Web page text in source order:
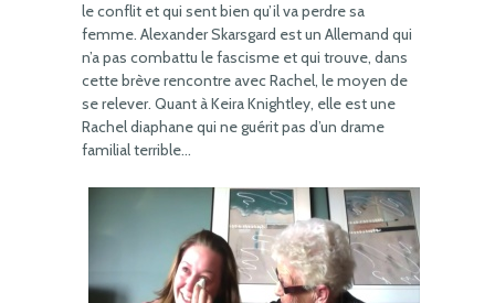
le conflit et qui sent bien qu’il va perdre sa
femme. Alexander Skarsgard est un Allemand qui
n’a pas combattu le fascisme et qui trouve, dans
cette brève rencontre avec Rachel, le moyen de
se relever. Quant à Keira Knightley, elle est une
Rachel diaphane qui ne guérit pas d’un drame
familial terrible…